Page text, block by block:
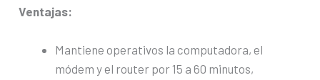
Ventajas:
Mantiene operativos la computadora, el
módem y el router por 15 a 60 minutos,